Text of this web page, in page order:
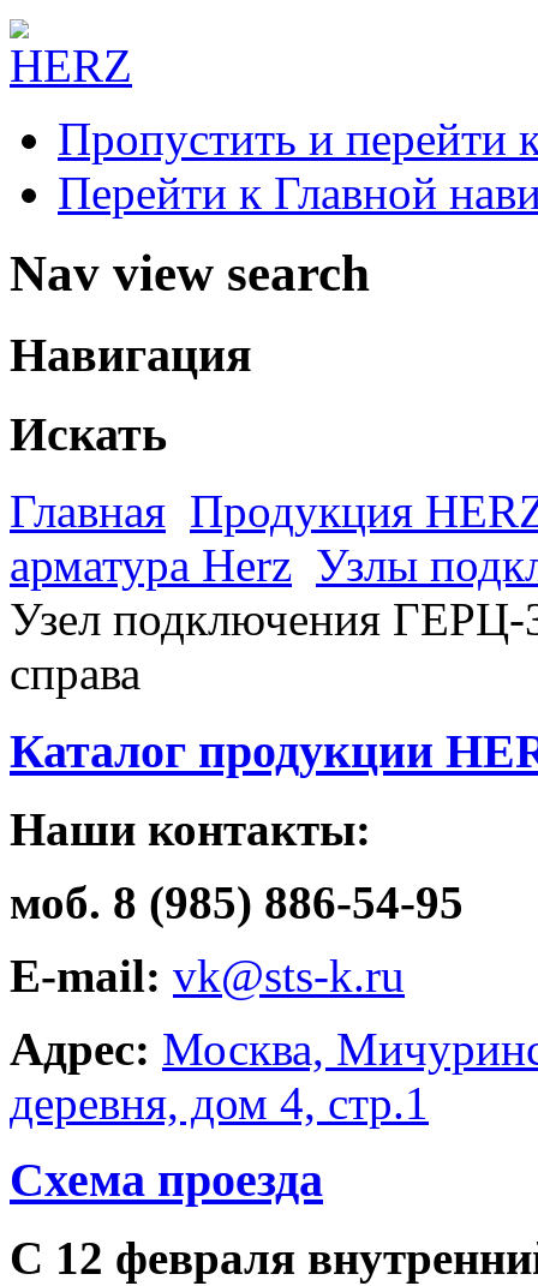
Пропустить и перейти
Перейти к Главной
Nav view search
Навигация
Искать
Главная Продукция
арматура Herz Узлы
Узел подключения ГЕРЦ-
справа
Каталог продукции
Наши контакты:
моб. 8 (985) 886-54-95
E-mail: vk@sts-k.ru
Адрес: Москва,
деревня, дом 4, стр.1
Схема проезда
С 12 февраля